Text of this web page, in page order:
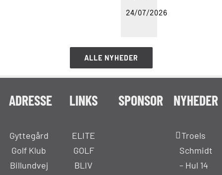
24/07/2026
ALLE NYHEDER
ADRESSE
Gyttegård
Golf Klub
Billundvej
LINKS
ELITE
GOLF
BLIV
SPONSOR NYHEDER
Troels
Schmidt
– Hul 14